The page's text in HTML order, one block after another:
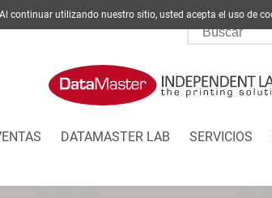
DATAMASTER LAB SERVICIOS
Al continuar utilizando nuestro sitio, usted acepta el uso